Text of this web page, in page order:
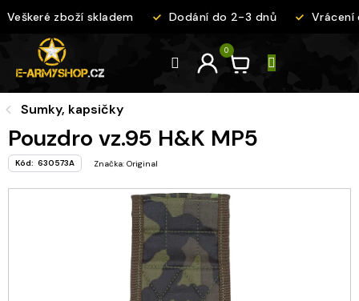
naVeškeré zboží skladem Dodání do 2-3 dnů Vrácení
Sumky, kapsičky
Pouzdro vz.95 H&K MP5
Kód: 630573A Značka: Original